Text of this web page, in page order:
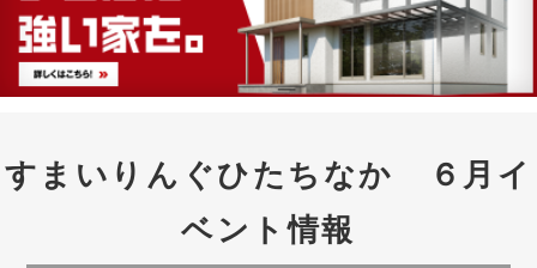
すまいりんぐひたちなか ６月イ
ベント情報